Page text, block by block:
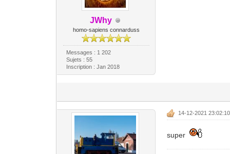
JWhy
homo-sapiens connarduss
Messages : 1 202
Sujets : 55
Inscription : Jan 2018
14-12-2021
super